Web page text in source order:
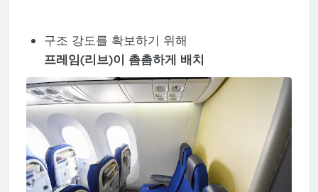
구조 강도를 확보하기 위해
프레임(리브)이 촘촘하게 배치